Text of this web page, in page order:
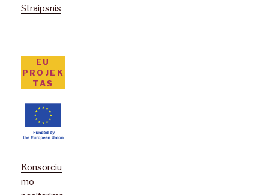
Straipsnis
EU
PROJEK
TAS
Konsorciu
mo